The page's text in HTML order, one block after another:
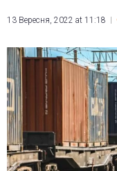
13 Вересня, 2022 at 11:18